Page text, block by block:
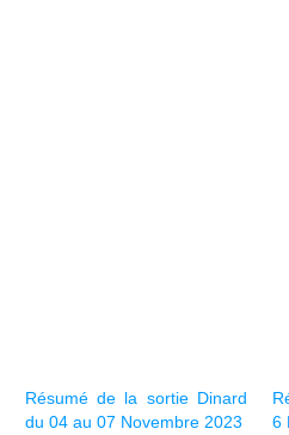
Résumé de la sortie Dinard
du 04 au 07 Novembre 2023
6